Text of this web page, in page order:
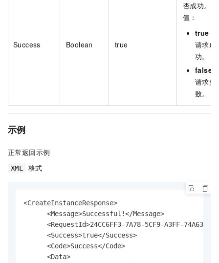
Success Boolean true
否成功。取
值：
true
请求成
功。
false
请求失
败。
示例
正常返回示例
XML 格式
<CreateInstanceResponse>
      <Message>Successful!</Message>
<RequestId>24CC6FF3-7A78-5CF9-A3FF-
      <Success>true</Success>
      <Code>Success</Code>
      <Data>